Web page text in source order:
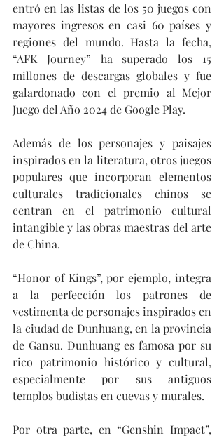
entró en las listas de los 50 juegos con
mayores ingresos en casi 60 países y
regiones del mundo. Hasta la fecha,
“AFK Journey” ha superado los 15
millones de descargas globales y fue
galardonado con el premio al Mejor
Juego del Año 2024 de Google Play.
Además de los personajes y paisajes
inspirados en la literatura, otros juegos
populares que incorporan elementos
culturales tradicionales chinos se
centran en el patrimonio cultural
intangible y las obras maestras del arte
de China.
“Honor of Kings”, por ejemplo, integra
a la perfección los patrones de
vestimenta de personajes inspirados en
la ciudad de Dunhuang, en la provincia
de Gansu. Dunhuang es famosa por su
rico patrimonio histórico y cultural,
especialmente por sus antiguos
templos budistas en cuevas y murales.
Por otra parte, en “Genshin Impact”,